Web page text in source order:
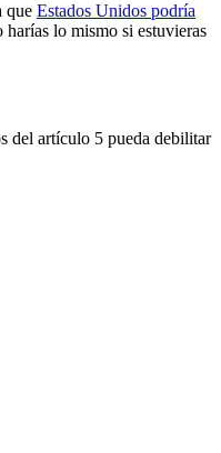
que Estados Unidos podría
lo mismo si estuvieras
del artículo 5 pueda debilitar